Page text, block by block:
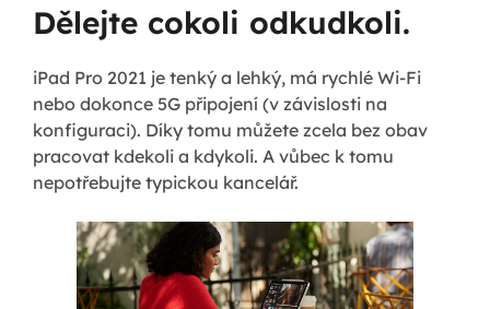
Dělejte cokoli odkudkoli.
iPad Pro 2021 je tenký a lehký, má rychlé Wi-Fi
nebo dokonce 5G připojení (v závislosti na
konfiguraci). Díky tomu můžete zcela bez obav
pracovat kdekoli a kdykoli. A vůbec k tomu
nepotřebujte typickou kancelář.